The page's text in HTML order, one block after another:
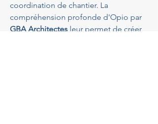
coordination de chantier. La
compréhension profonde d'Opio par
GBA Architectes leur permet de créer